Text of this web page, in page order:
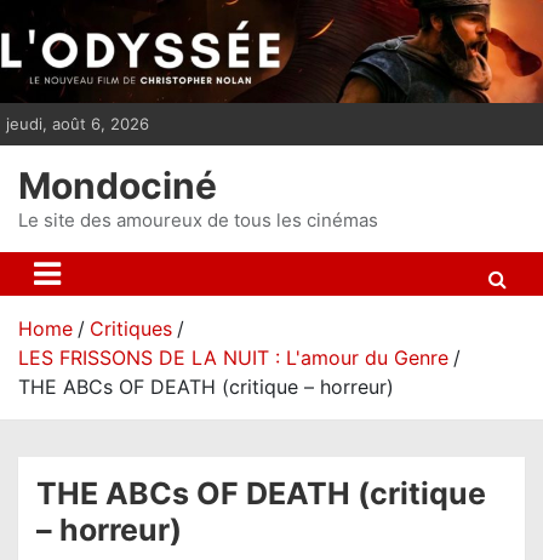
i
p
t
n
jeudi, août 6, 2026
Mondociné
Le site des amoureux de tous les cinémas
Home
Critiques
LES FRISSONS DE LA NUIT : L'amour du Genre
THE ABCs OF DEATH (critique – horreur)
THE ABCs OF DEATH (critique
– horreur)